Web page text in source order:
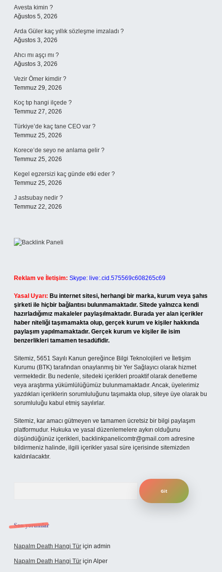
Avesta kimin ?
Ağustos 5, 2026
Arda Güler kaç yıllık sözleşme imzaladı ?
Ağustos 3, 2026
Ahcı mı aşçı mı ?
Ağustos 3, 2026
Vezir Ömer kimdir ?
Temmuz 29, 2026
Koç tıp hangi ilçede ?
Temmuz 27, 2026
Türkiye’de kaç tane CEO var ?
Temmuz 25, 2026
Korece’de seyo ne anlama gelir ?
Temmuz 25, 2026
Kegel egzersizi kaç günde etki eder ?
Temmuz 25, 2026
J astsubay nedir ?
Temmuz 22, 2026
Reklam ve İletişim: Skype: live:.cid.575569c608265c69
Yasal Uyarı: Bu internet sitesi, herhangi bir marka, kurum veya şahıs
şirketi ile hiçbir bağlantısı bulunmamaktadır. Sitede yalnızca kendi
hazırladığımız makaleler paylaşılmaktadır. Burada yer alan içerikler
haber niteliği taşımamakta olup, gerçek kurum ve kişiler hakkında
paylaşım yapılmamaktadır. Gerçek kurum ve kişiler ile isim
benzerlikleri tamamen tesadüfidir.
Sitemiz, 5651 Sayılı Kanun gereğince Bilgi Teknolojileri ve İletişim
Kurumu (BTK) tarafından onaylanmış bir Yer Sağlayıcı olarak hizmet
vermektedir. Bu nedenle, sitedeki içerikleri proaktif olarak denetleme
veya araştırma yükümlülüğümüz bulunmamaktadır. Ancak, üyelerimiz
yazdıkları içeriklerin sorumluluğunu taşımakta olup, siteye üye olarak bu
sorumluluğu kabul etmiş sayılırlar.
Sitemiz, kar amacı gütmeyen ve tamamen ücretsiz bir bilgi paylaşım
platformudur. Hukuka ve yasal düzenlemelere aykırı olduğunu
düşündüğünüz içerikleri, backlinkpanelicomtr@gmail.com adresine
bildirmeniz halinde, ilgili içerikler yasal süre içerisinde sitemizden
kaldırılacaktır.
Son yorumlar
Napalm Death Hangi Tür için admin
Napalm Death Hangi Tür için Alper